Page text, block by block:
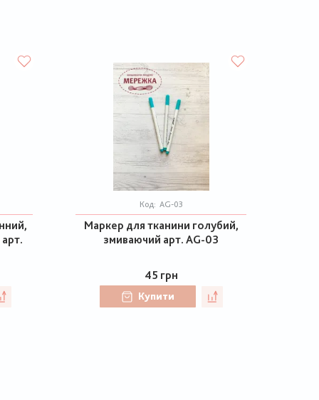
Код: AG-03
Маркер для тканини голубий,
змиваючий арт. AG-03
45 грн
Купити